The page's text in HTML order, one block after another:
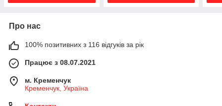
Про нас
100% позитивних з 116 відгуків за рік
Працює з 08.07.2021
м. Кременчук
Кременчук, Україна